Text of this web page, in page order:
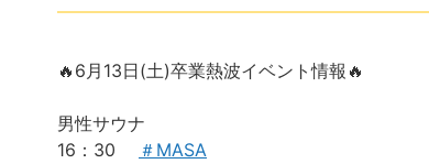
🔥6月13日(土)卒業熱波イベント情報🔥
男性サウナ
16：30
＃MASA